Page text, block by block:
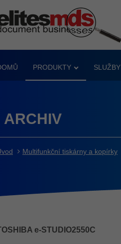
PRODUKTY SLUŽBY
ARCHIV
Multifunkční tiskárny a kopírky
e-STUDIO2550C